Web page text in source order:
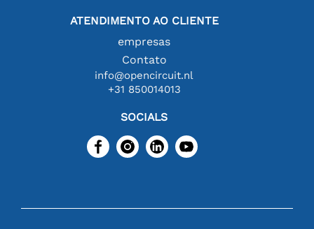
ATENDIMENTO AO CLIENTE
empresas
Contato
info@opencircuit.nl
+31 850014013
SOCIALS